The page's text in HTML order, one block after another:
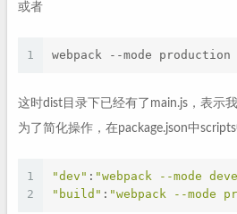
或者
1 webpack --mode production
这时dist目录下已经有了main.js，表示
为了简化操作，在package.json中scripts
1
2
"dev" : "webpack --mode
"build" : "webpack --mode